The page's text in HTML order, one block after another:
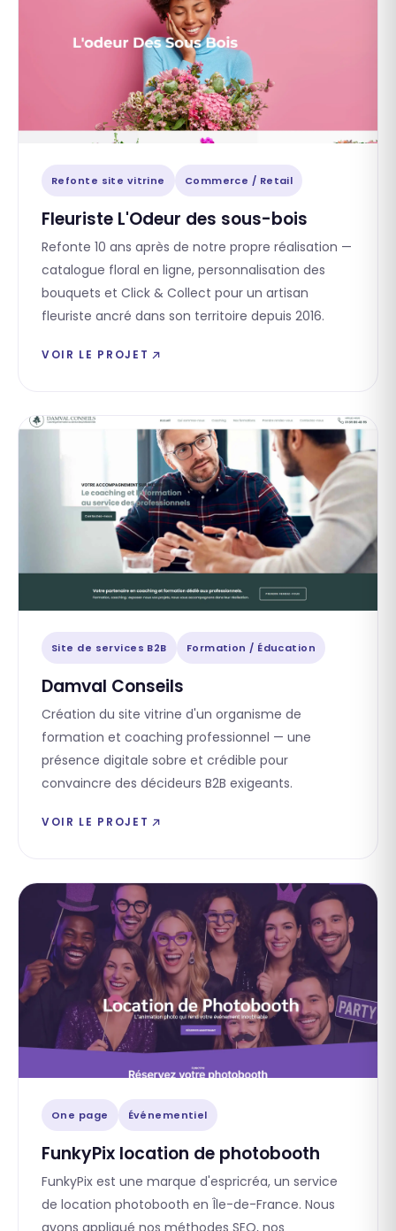
Refonte site vitrine Commerce / Retail
Fleuriste L'Odeur des sous-bois
Refonte 10 ans après de notre propre réalisation —
catalogue floral en ligne, personnalisation des
bouquets et Click & Collect pour un artisan
fleuriste ancré dans son territoire depuis 2016.
VOIR LE PROJET
Site de services B2B Formation / Éducation
Damval Conseils
Création du site vitrine d'un organisme de
formation et coaching professionnel — une
présence digitale sobre et crédible pour
convaincre des décideurs B2B exigeants.
VOIR LE PROJET
One page Événementiel
FunkyPix location de photobooth
FunkyPix est une marque d'espricréa, un service
de location photobooth en Île-de-France. Nous
avons appliqué nos méthodes SEO, nos